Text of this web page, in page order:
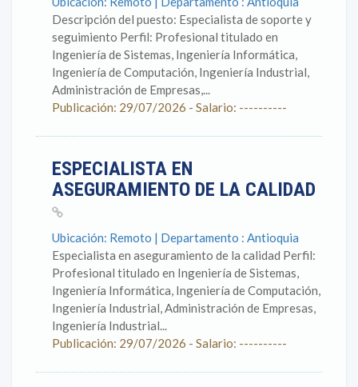
Descripción del puesto: Especialista de soporte y
seguimiento Perfil: Profesional titulado en
Ingeniería de Sistemas, Ingeniería Informática,
Ingeniería de Computación, Ingeniería Industrial,
Administración de Empresas,...
Publicación: 29/07/2026 - Salario: ----------
ESPECIALISTA EN
ASEGURAMIENTO DE LA CALIDAD
Ubicación: Remoto | Departamento : Antioquia
Especialista en aseguramiento de la calidad Perfil:
Profesional titulado en Ingeniería de Sistemas,
Ingeniería Informática, Ingeniería de Computación,
Ingeniería Industrial, Administración de Empresas,
Ingeniería Industrial...
Publicación: 29/07/2026 - Salario: ----------